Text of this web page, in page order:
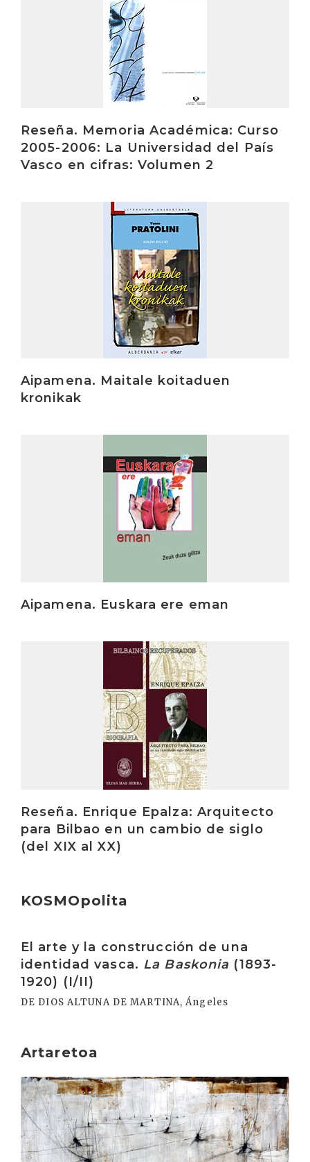
Reseña. Memoria Académica: Curso
2005-2006: La Universidad del País
Vasco en cifras: Volumen 2
Aipamena. Maitale koitaduen
kronikak
Aipamena. Euskara ere eman
Reseña. Enrique Epalza: Arquitecto
para Bilbao en un cambio de siglo
(del XIX al XX)
KOSMOpolita
El arte y la construcción de una
identidad vasca. La Baskonia (1893-
1920) (I/II)
DE DIOS ALTUNA DE MARTINA, Ángeles
Artaretoa
Irakurri